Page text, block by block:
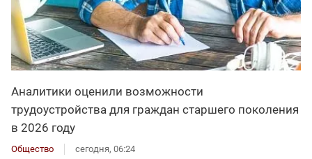
Аналитики оценили возможности
трудоустройства для граждан старшего поколения
в 2026 году
Общество сегодня, 06:24